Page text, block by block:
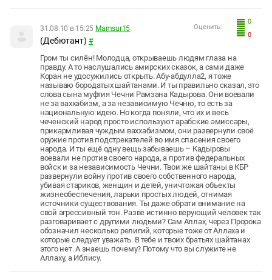
0
0
Оценить:
31.08.10 в 15:25 Mamsur15
(Дебютант) #
Гром ты силён! Молодца, открываешь людям глаза на
правду. А то наслушались амирских сказок, а сами даже
Коран не удосужились открыть. Абу-абдулла2, я тоже
называю бородатых шайтанами. И ты правильно сказал, это
слова сына муфтия Чечни Рамзана Кадырова. Они воевали
не за ваххабизм, а за независимую Чечню, то есть за
национальную идею. Но когда поняли, что их и весь
чеченский народ просто используют арабские эмиссары,
прикармливая чуждым ваххабизмом, они развернули своё
оружие против подстрекателей во имя спасения своего
народа. И ты ещё одну вещь забываешь – Кадыровы
воевали не против своего народа, а против федеральных
войск и за независимость Чечни. Твои же шайтаны в КБР
развернули войну против своего собственного народа,
убивая стариков, женщин и детей, уничтожая объекты
жизнеобеспечения, ларьки простых людей, отнимая
источники существования. Ты даже обрати внимание на
свой агрессивный тон. Разве истинно верующий человек так
разговаривает с другими людьми? Сам Аллах, через Пророка
обозначил несколько религий, которые тоже от Аллаха и
которые следует уважать. В тебе и твоих братьях шайтанах
этого нет. А знаешь почему? Потому что вы служите не
Аллаху, а Иблису.